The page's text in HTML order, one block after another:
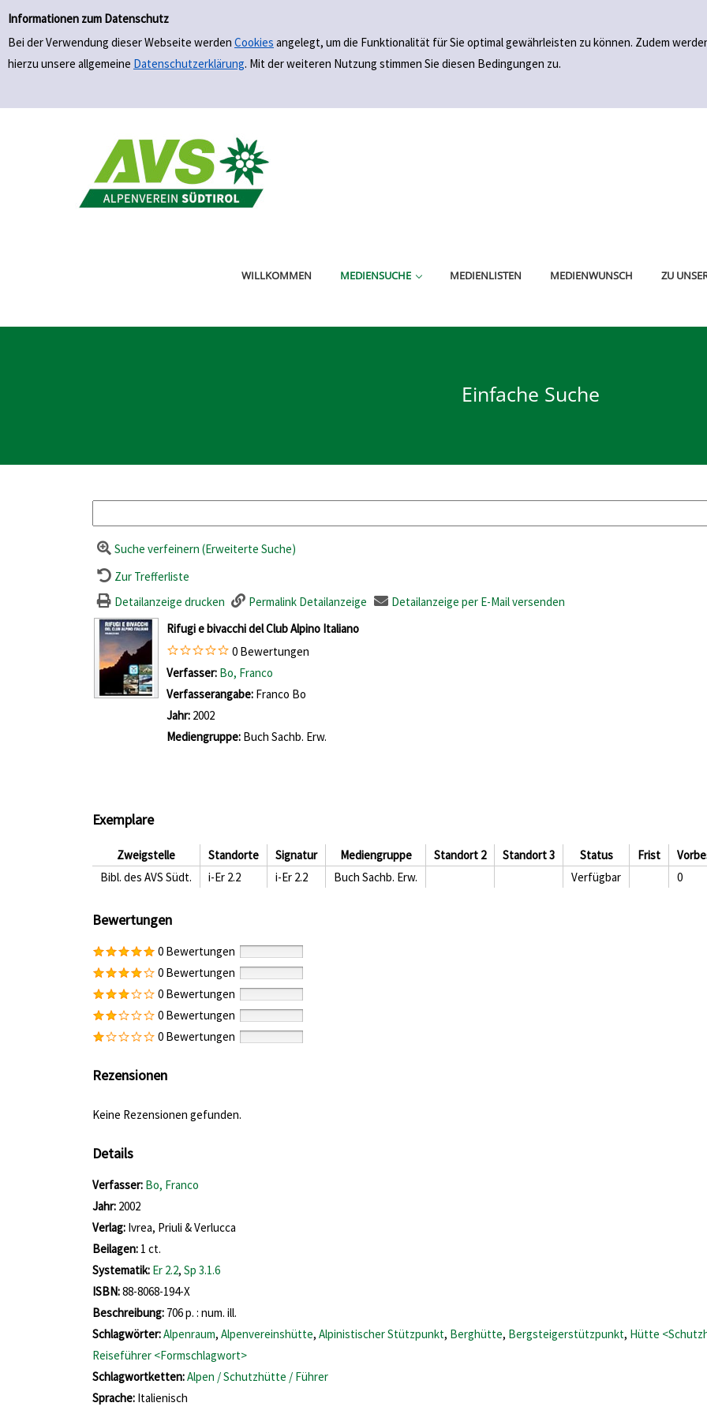
Einfache Suche
Informationen zum Datenschutz
Bei der Verwendung dieser Webseite werden Cookies angelegt, um die Funktionalität für Sie optimal gewährleisten zu können. Zudem
hierzu unsere allgemeine Datenschutzerklärung. Mit der weiteren Nutzung stimmen Sie diesen Bedingungen zu.
Zur Detailanzeige springen
WILLKOMMEN EINFACHE SUCHE
ERWEITERTE SUCHE
MEDIENSUCHE MEDIENLISTEN MEDIENWUNSCH ZU
Einfache Suche
Suche verfeinern (Erweiterte Suche)
Zur Trefferliste
Detailanzeige drucken
Permalink Detailanzeige Detailanzeige per E-Mail versenden
wird in neuem Tab geöffnet
Rifugi e bivacchi del Club Alpino Italiano
0 Bewertungen
Verfasser: Suche nach diesem Verfasser
Bo, Franco
Verfasserangabe: Franco Bo
Jahr: 2002
Mediengruppe: Buch Sachb. Erw.
Exemplare
Zweigstelle Standorte Signatur Mediengruppe Standort 2 Standort 3 Status Frist
Bibl. des AVS Südt.
i-Er 2.2 i-Er 2.2 Buch Sachb. Erw. Verfügbar 0
Bewertungen
0 Bewertungen
0 Bewertungen
0 Bewertungen
0 Bewertungen
0 Bewertungen
Rezensionen
Keine Rezensionen gefunden.
Details
Verfasser: Suche nach diesem Verfasser
Bo, Franco
Jahr: 2002
Verlag: Ivrea, Priuli & Verlucca
Beilagen: 1 ct.
opens in new tab
Diesen Link in neuem Tab öffnen
Systematik: Suche nach dieser Systematik
Er 2.2, Sp 3.1.6
Suche nach diesem Interessenskreis
ISBN:88-8068-194-X
Beschreibung: 706 p. : num. ill.
Schlagwörter:Alpenraum, Alpenvereinshütte, Alpinistischer Stützpunkt, Berghütte, Bergsteigerstützpunkt, Hütte
Reiseführer <Formschlagwort>
Schlagwortketten:Alpen / Schutzhütte / Führer
Suche nach dieser Beteiligten Person
Sprache: Italienisch